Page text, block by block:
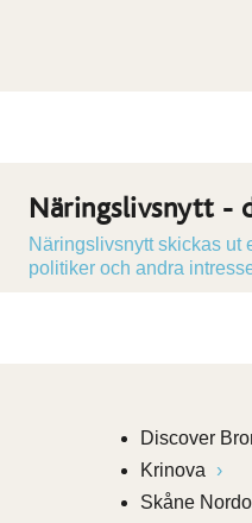
Näringslivsnytt -
Näringslivsnytt skickas ut
politiker och andra
Discover
Krinova
Skåne